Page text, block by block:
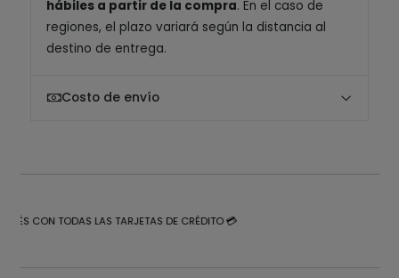
hábiles a partir de la compra. En el caso de
regiones, el plazo variará según la distancia al
destino de entrega.
Costo de envío
CON TODAS LAS TARJETAS DE CRÉDITO 💳